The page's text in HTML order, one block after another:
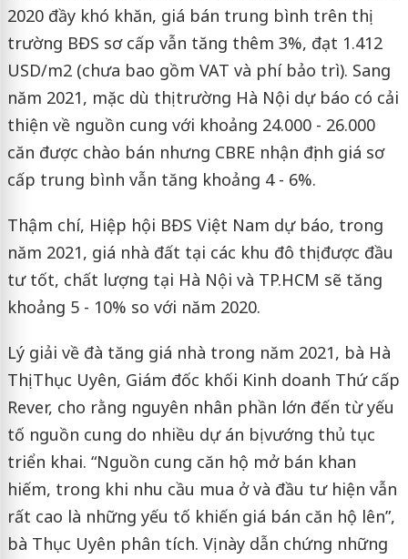
2020 đầy khó khăn, giá bán trung bình trên thị
trường BĐS sơ cấp vẫn tăng thêm 3%, đạt 1.412
USD/m2 (chưa bao gồm VAT và phí bảo trì). Sang
năm 2021, mặc dù thị trường Hà Nội dự báo có cải
thiện về nguồn cung với khoảng 24.000 - 26.000
căn được chào bán nhưng CBRE nhận định giá sơ
cấp trung bình vẫn tăng khoảng 4 - 6%.
Thậm chí, Hiệp hội BĐS Việt Nam dự báo, trong
năm 2021, giá nhà đất tại các khu đô thị được đầu
tư tốt, chất lượng tại Hà Nội và TP.HCM sẽ tăng
khoảng 5 - 10% so với năm 2020.
Lý giải về đà tăng giá nhà trong năm 2021, bà Hà
Thị Thục Uyên, Giám đốc khối Kinh doanh Thứ cấp
Rever, cho rằng nguyên nhân phần lớn đến từ yếu
tố nguồn cung do nhiều dự án bị vướng thủ tục
triển khai. “Nguồn cung căn hộ mở bán khan
hiếm, trong khi nhu cầu mua ở và đầu tư hiện vẫn
rất cao là những yếu tố khiến giá bán căn hộ lên”,
bà Thục Uyên phân tích. Vị này dẫn chứng những